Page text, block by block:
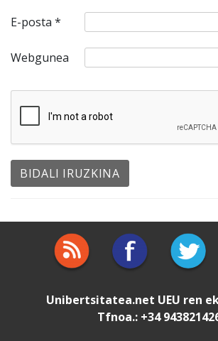
E-posta *
Webgunea
Unibertsitatea.net UEU ren
Tfnoa.: +34